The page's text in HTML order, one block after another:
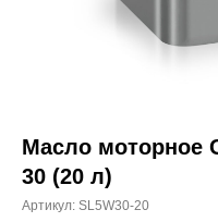
Масло моторное
30 (20 л)
Артикул: SL5W30-20